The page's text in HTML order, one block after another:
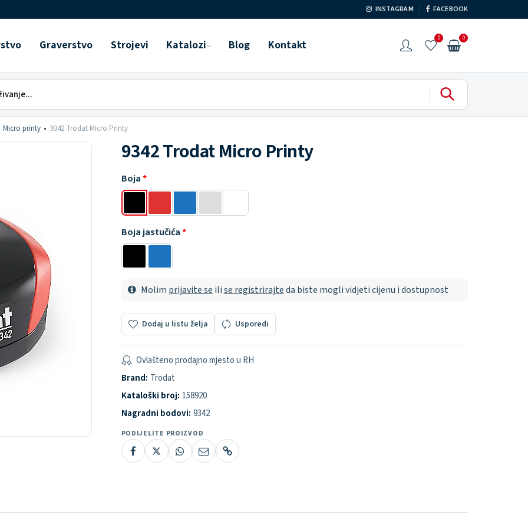
INSTAGRAM FACEBOOK
Graverstvo Strojevi Katalozi Blog Kontakt 0 0
Micro printy 9342 Trodat Micro Printy
9342 Trodat Micro Printy
Boja
Boja jastučića
Molim prijavite se ilise registrirajteda biste mogli vidjeti cijenu i dostupnost
Dodaj u listu želja Usporedi
Ovlašteno prodajno mjesto u RH
Brand: Trodat
Kataloški broj: 158920
Nagradni bodovi: 9342
PODIJELITE PROIZVOD